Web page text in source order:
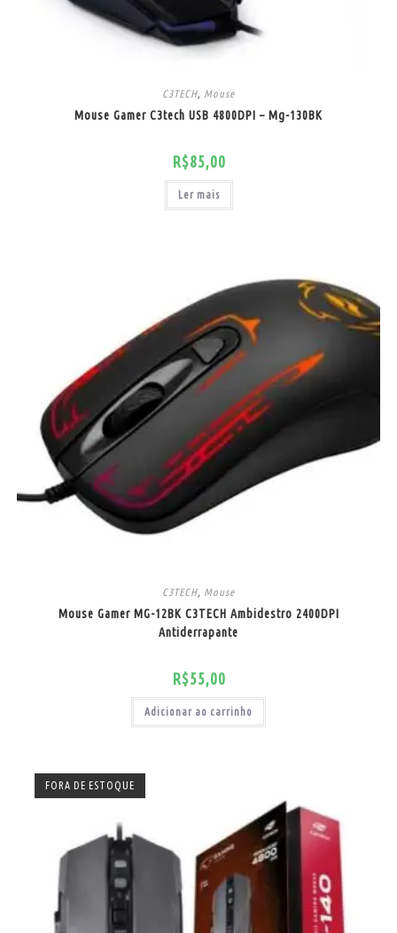
C3TECH, Mouse
Mouse Gamer C3tech USB 4800DPI – Mg-130BK
R$85,00
Ler mais
C3TECH Mouse
Mouse Gamer MG-12BK C3TECH Ambidestro 2400DPI
Antiderrapante
R$55,00
Adicionar ao carrinho
FORA DE ESTOQUE